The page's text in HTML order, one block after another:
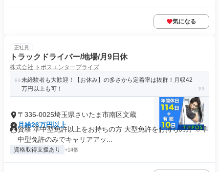
気になる
正社員
トラックドライバー/地場/月9日休
株式会社 トポスエンタープライズ
未経験者も大歓迎！【お休み】の多さから定着率は抜群！月収42
万円以上も可！
〒336-0025埼玉県さいたま市南区文蔵
月給26万円以上
資格 準中型免許以上をお持ちの方 大型免許をお持ちの方 ※準
中型免許のみでキャリアアッ...
資格取得支援あり +14個